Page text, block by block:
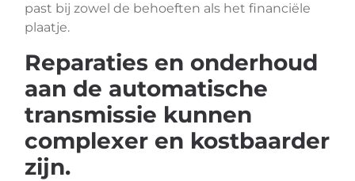
past bij zowel de behoeften als het financiële
plaatje.
Reparaties en onderhoud
aan de automatische
transmissie kunnen
complexer en kostbaarder
zijn.